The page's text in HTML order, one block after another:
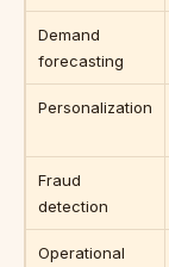
Demand
forecasting
Personalization
Fraud
detection
Operational